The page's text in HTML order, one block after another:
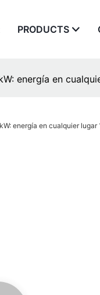
PRODUCTS
energía en